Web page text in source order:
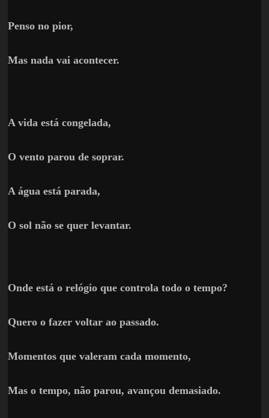
Penso no pior,
Mas nada vai acontecer.
A vida está congelada,
O vento parou de soprar.
A água está parada,
O sol não se quer levantar.
Onde está o relógio que controla todo o tempo?
Quero o fazer voltar ao passado.
Momentos que valeram cada momento,
Mas o tempo, não parou, avançou demasiado.